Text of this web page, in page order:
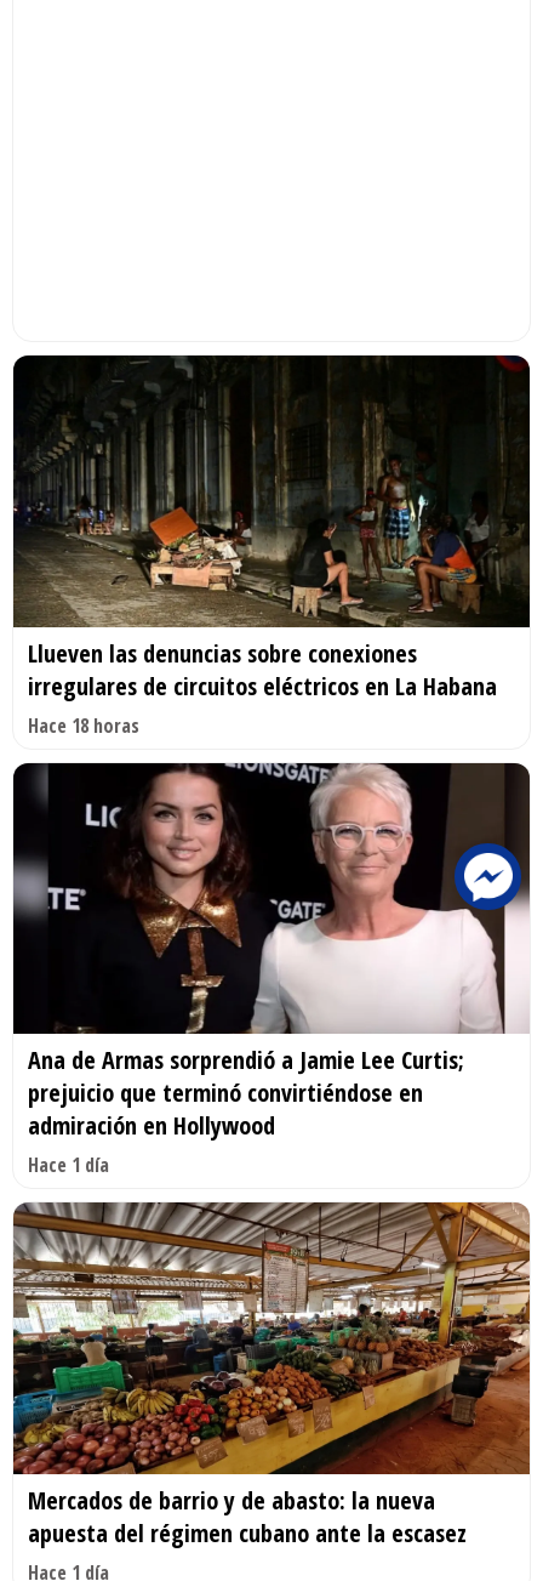
Llueven las denuncias sobre conexiones
irregulares de circuitos eléctricos en La Habana
Hace 18 horas
Ana de Armas sorprendió a Jamie Lee Curtis;
prejuicio que terminó convirtiéndose en
admiración en Hollywood
Hace 1 día
Mercados de barrio y de abasto: la nueva
apuesta del régimen cubano ante la escasez
Hace 1 día